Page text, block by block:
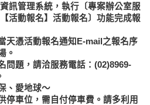
訊管理系統，執行〔專案辦公室服
活動報名】活動報名〕功能完成報
天憑活動報名通知E-mail之報名序
。
問題，請洽服務電話：(02)8969-
、愛地球～
停車位，需自付停車費。請多利用